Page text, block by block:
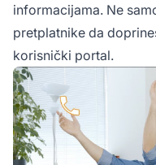
informacijama. Ne
pretplatnike da
korisnički portal.